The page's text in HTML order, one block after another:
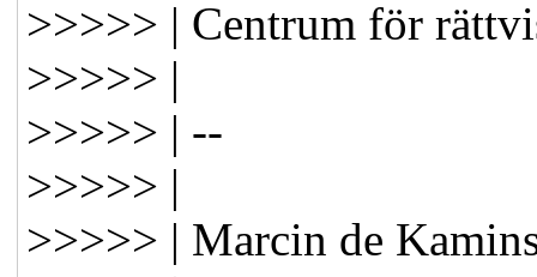
>>>>> | Centrum för
>>>>> |
>>>>> | --
>>>>> |
>>>>> | Marcin de